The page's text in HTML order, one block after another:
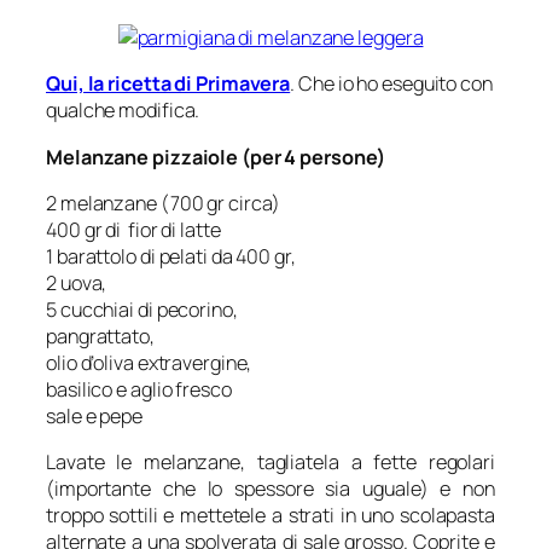
Qui, la ricetta di Primavera. Che io ho eseguito con
qualche modifica.
Melanzane pizzaiole (per 4 persone)
2 melanzane (700 gr circa)
400 gr di fior di latte
1 barattolo di pelati da 400 gr,
2 uova,
5 cucchiai di pecorino,
pangrattato,
olio d’oliva extravergine,
basilico e aglio fresco
sale e pepe
Lavate le melanzane, tagliatela a fette regolari
(importante che lo spessore sia uguale) e non
troppo sottili e mettetele a strati in uno scolapasta
alternate a una spolverata di sale grosso. Coprite e